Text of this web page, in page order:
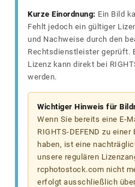
Kurze Einordnung: Ein Bild
Fehlt jedoch ein gültiger
und Nachweise durch den
Rechtsdienstleister geprüft.
Lizenz kann direkt bei
werden.
Wichtiger Hinweis für
Wenn Sie bereits eine E-
RIGHTS-DEFEND zu
haben, ist eine
unsere regulären
rcphotostock.com nicht
erfolgt ausschließlich über